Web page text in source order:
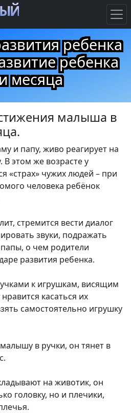
ребенка
ребенка
месяца
малыша в
и папу, живо реагирует на
этом же возрасте у
«страх» чужих людей – при
человека ребёнок
стремится вести диалог
звуки, подражать
о чем родители
развития ребенка.
к игрушкам, висящим
касаться их
самостоятельно игрушку
в ручки, он тянет в
на животик, он
головку, но и плечики,